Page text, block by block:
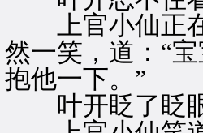
上官小仙正在
然一笑，道：“
抱他一下。”
叶开眨了眨眼